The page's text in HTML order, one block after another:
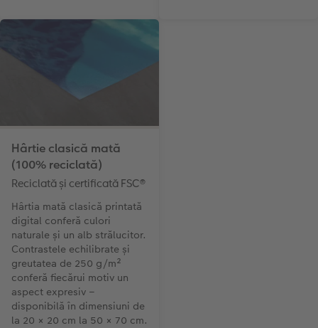
Hârtie clasică mată
(100% reciclată)
Reciclată și certificată FSC®
Hârtia mată clasică printată
digital conferă culori
naturale și un alb strălucitor.
Contrastele echilibrate și
greutatea de 250 g/m²
conferă fiecărui motiv un
aspect expresiv –
disponibilă în dimensiuni de
la 20 × 20 cm la 50 × 70 cm.